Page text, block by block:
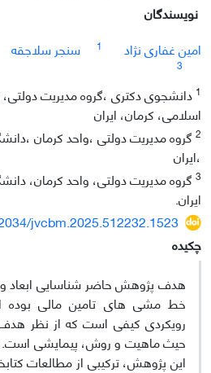
نویسندگان
امین غفاری نژاد
1 سنجر سلاجقه
3
1 دانشجوی دکتری ،گروه مدیریت دولتی،
اسلامی، کرمان، ایران
2 گروه مدیریت دولتی ،واحد کرمان
،ایران
3 گروه مدیریت دولتی، واحد کرمان،
ایران.
jvcbm.2025.512232.1523
چکیده
هدف پژوهش حاضر شناسایی ابعاد و
خط مشی های تامین مالی بوده
رویکردی کیفی است که از نظر
حیث ماهیت و روش، پیمایشی است.
این پژوهش، ترکیبی از مطالعات